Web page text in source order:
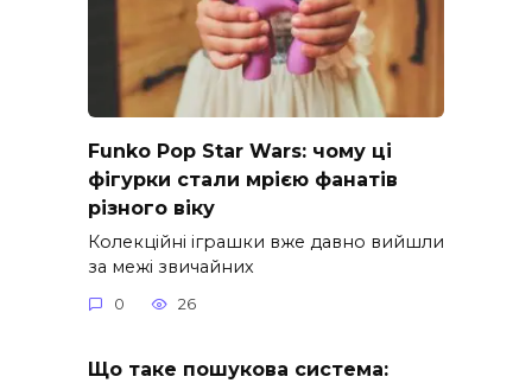
Funko Pop Star Wars: чому ці
фігурки стали мрією фанатів
різного віку
Колекційні іграшки вже давно вийшли
за межі звичайних
0 26
Що таке пошукова система: